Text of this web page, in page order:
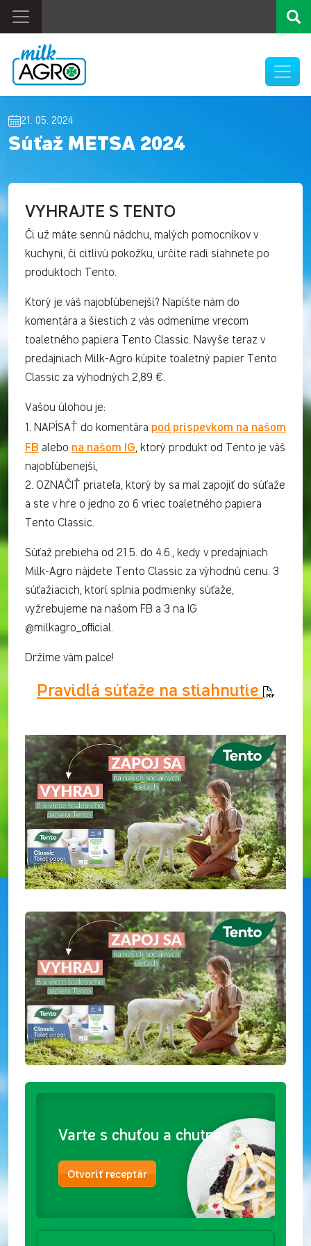
21. 05. 2024
Súťaž METSA 2024
VYHRAJTE S TENTO
Či už máte sennú nádchu, malých pomocníkov v
kuchyni, či citlivú pokožku, určite radi siahnete po
produktoch Tento.
Ktorý je váš najobľúbenejší? Napíšte nám do
komentára a šiestich z vás odmeníme vrecom
toaletného papiera Tento Classic. Navyše teraz v
predajniach Milk-Agro kúpite toaletný papier Tento
Classic za výhodných 2,89 €.
Vašou úlohou je:
1. NAPÍSAŤ do komentára pod príspevkom na našom
FB alebo na našom IG, ktorý produkt od Tento je váš
najobľúbenejší,
2. OZNAČIŤ priateľa, ktorý by sa mal zapojiť do súťaže
a ste v hre o jedno zo 6 vriec toaletného papiera
Tento Classic.
Súťaž prebieha od 21.5. do 4.6., kedy v predajniach
Milk-Agro nájdete Tento Classic za výhodnú cenu. 3
súťažiacich, ktorí splnia podmienky súťaže,
vyžrebujeme na našom FB a 3 na IG
@milkagro_official.
Držíme vám palce!
Pravidlá súťaže na stiahnutie
Varte s chuťou a chutne
Otvoriť receptár